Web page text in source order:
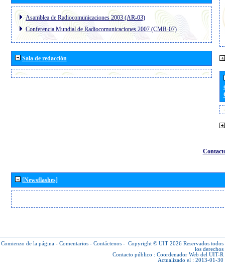
Asamblea de Radiocomunicaciones 2003 (AR-03)
Conferencia Mundial de Radiocomunicaciones 2007 (CMR-07)
Sala de redacción
[Newsflashes]
Comienzo de la página - Comentarios - Contáctenos - Copyright © UIT 2026 Reservados todos
los derechos
Contacto público : Coordenador Web del UIT-R
Actualizado el : 2013-01-30